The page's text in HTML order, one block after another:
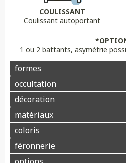
COULISSANT
Coulissant autoportant
1 ou 2 battants, asymétrie
Motorisation
Aluminium